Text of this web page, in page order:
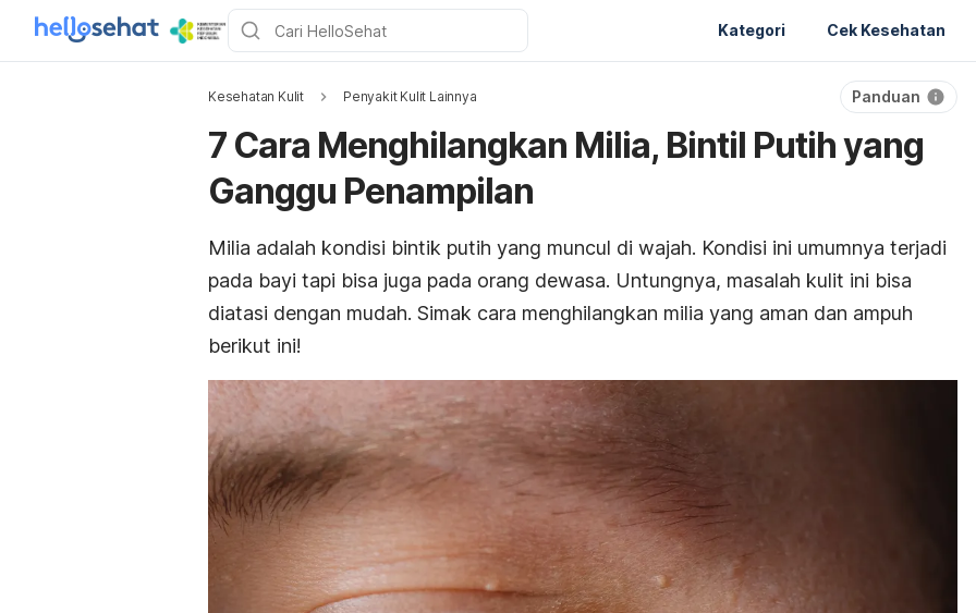
Kategori Cek Kesehatan
Kesehatan Kulit Penyakit Kulit Lainnya Panduan
7 Cara Menghilangkan Milia, Bintil Putih yang
Ganggu Penampilan
Milia adalah kondisi bintik putih yang muncul di wajah. Kondisi ini umumnya terjadi
pada bayi tapi bisa juga pada orang dewasa. Untungnya, masalah kulit ini bisa
diatasi dengan mudah. Simak cara menghilangkan milia yang aman dan ampuh
berikut ini!